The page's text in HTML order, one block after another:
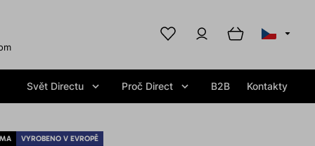
Svět Directu Proč Direct B2B Kontakty
VYROBENO V EVROPĚ